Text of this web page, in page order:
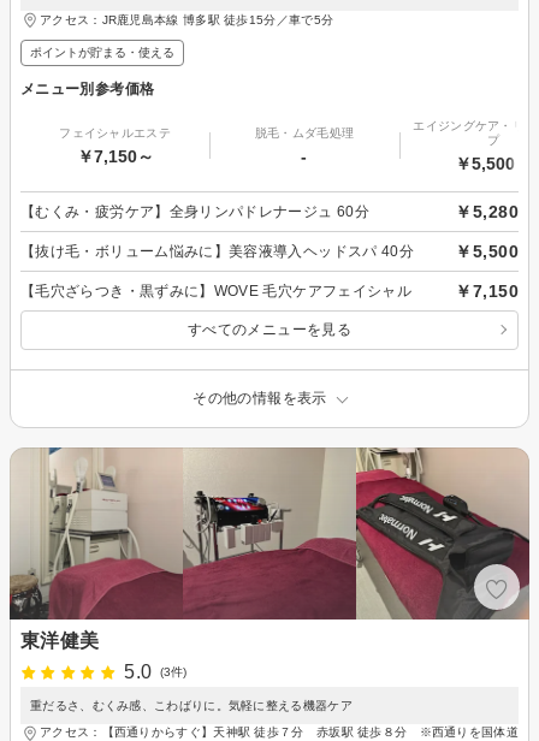
アクセス：JR鹿児島本線 博多駅 徒歩15分／車で5分
ポイントが貯まる・使える
メニュー別参考価格
フェイシャルエステ
￥7,150～
脱毛・ムダ毛処理
-
エイジングケア・リ
プ
￥5,500～
【むくみ・疲労ケア】全身リンパドレナージュ 60分 ￥5,280
【抜け毛・ボリューム悩みに】美容液導入ヘッドスパ 40分 ￥5,500
【毛穴ざらつき・黒ずみに】WOVE 毛穴ケアフェイシャル ￥7,150
すべてのメニューを見る
その他の情報を表示
東洋健美
5.0
(3件)
重だるさ、むくみ感、こわばりに。気軽に整える機器ケア
アクセス：【西通りからすぐ】天神駅 徒歩７分 赤坂駅 徒歩８分 ※西通りを国体道